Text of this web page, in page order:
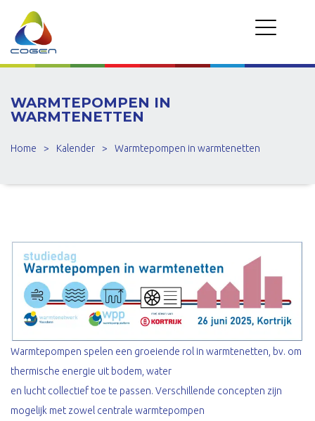
WARMTEPOMPEN IN
WARMTENETTEN
Home > Kalender > Warmtepompen in warmtenetten
Warmtepompen spelen een groeiende rol in warmtenetten, bv. om
thermische energie uit bodem, water
en lucht collectief toe te passen. Verschillende concepten zijn
mogelijk met zowel centrale warmtepompen